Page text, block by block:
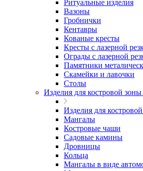
Ритуальные изделия
Вазоны
Гробнички
Кентавры
Кованые кресты
Кресты с лазерной
Ограды с лазерной
Памятники
Скамейки и лавочки
Столы
Изделия для костровой зоны
Изделия для
Мангалы
Костровые чаши
Садовые камины
Дровницы
Кольца
Мангалы в виде